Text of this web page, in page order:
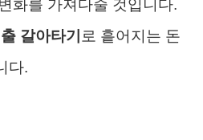
화를 가져다줄 것입니다.
갈아타기 로 흩어지는 돈
다.